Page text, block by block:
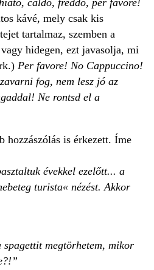
caldo, freddo, per favore!
kávé, mely csak kis
tartalmaz, szemben a
hidegen, ezt javasolja, mi
Per favore! No Cappuccino!
fog, nem lesz jó az
Ne rontsd el a
hozzászólás is érkezett. Íme
évekkel ezelőtt... a
turista« nézést. Akkor
spagettit megtörhetem, mikor